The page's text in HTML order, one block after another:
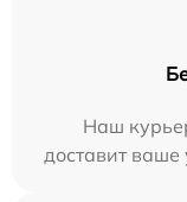
Наш
доставит ваше